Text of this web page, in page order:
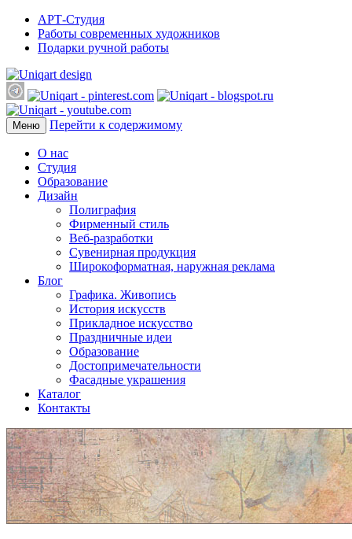
АРТ-Студия
Работы современных художников
Подарки ручной работы
Меню Перейти к содержимому
О нас
Студия
Образование
Дизайн
Полиграфия
Фирменный стиль
Веб-разработки
Сувенирная продукция
Широкоформатная, наружная реклама
Блог
Графика. Живопись
История искусств
Прикладное искусство
Праздничные идеи
Образование
Достопримечательности
Фасадные украшения
Каталог
Контакты